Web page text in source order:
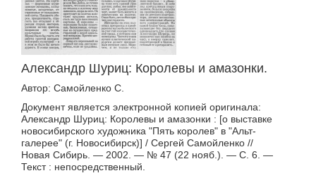
Александр Шуриц: Королевы и амазонки.
Автор: Самойленко С.
Документ является электронной копией оригинала:
Александр Шуриц: Королевы и амазонки : [о выставке
новосибирского художника "Пять королев" в "Альт-
галерее" (г. Новосибирск)] / Сергей Самойленко //
Новая Сибирь. — 2002. — № 47 (22 нояб.). — С. 6. —
Текст : непосредственный.